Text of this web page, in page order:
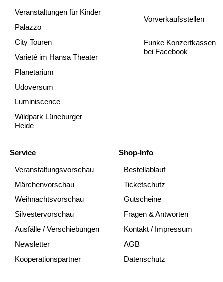
Veranstaltungen für Kinder
Palazzo
City Touren
Varieté im Hansa Theater
Planetarium
Udoversum
Luminiscence
Wildpark Lüneburger
Heide
Vorverkaufsstellen
Funke Konzertkassen
bei Facebook
Service
Veranstaltungsvorschau
Märchenvorschau
Weihnachtsvorschau
Silvestervorschau
Ausfälle / Verschiebungen
Newsletter
Kooperationspartner
Shop-Info
Bestellablauf
Ticketschutz
Gutscheine
Fragen & Antworten
Kontakt / Impressum
AGB
Datenschutz